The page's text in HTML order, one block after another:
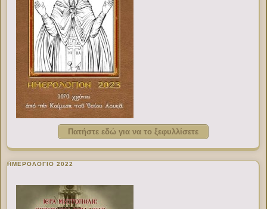
Πατήστε εδώ για να το ξεφυλλίσετε
ΗΜΕΡΟΛΟΓΙΟ 2022